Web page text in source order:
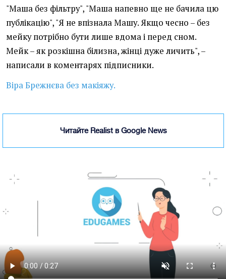
"Маша без фільтру", "Маша напевно ще не бачила цю
публікацію", "Я не впізнала Машу. Якщо чесно – без
мейку потрібно бути лише вдома і перед сном.
Мейк – як розкішна білизна, жінці дуже личить", –
написали в коментарях підписники.
Віра Брежнєва без макіяжу.
Читайте Realist в Google News